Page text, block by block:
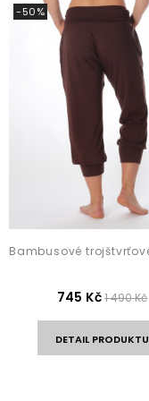
-50%
745 Kč 1 490 Kč
DETAIL PRODUKTU